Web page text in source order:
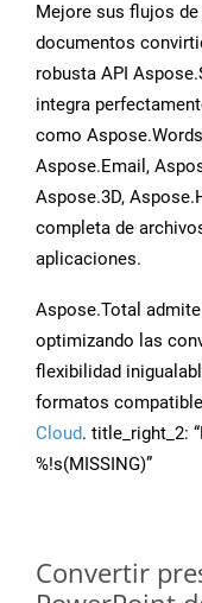
Mejore sus flujos
documentos
robusta API
integra
como
Aspose.Email,
Aspose.3D,
completa de
aplicaciones.
Aspose.Total
optimizando las
flexibilidad
formatos
Cloud. title_right_2:
%!s(MISSING)”
Convertir